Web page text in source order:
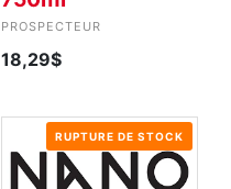
PROSPECTEUR
18,29$
RUPTURE DE STOCK